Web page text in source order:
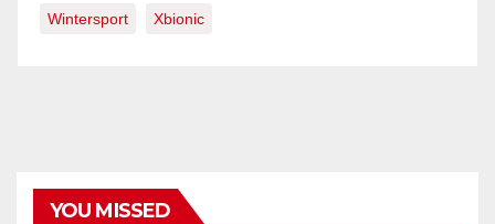
Wintersport Xbionic
YOU MISSED